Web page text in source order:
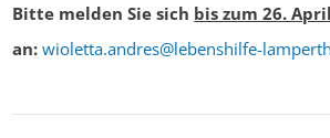
Bitte melden Sie sich bis zum 26.
an: wioletta.andres@lebenshilfe-